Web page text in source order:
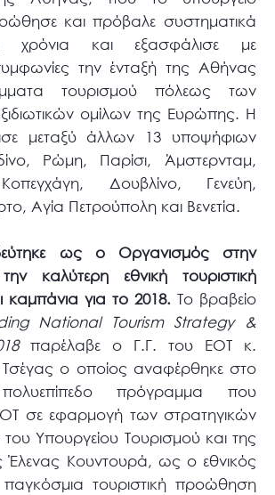
και πρόβαλε συστηματικά
χρόνια και εξασφάλισε με
την ένταξή της Αθήνας
τουρισμού πόλεως των
ομίλων της Ευρώπης. H
μεταξύ άλλων 13 υποψήφιων
Ρώμη, Παρίσι, Άμστερνταμ,
Δουβλίνο, Γενεύη,
Αγία Πετρούπολη και Βενετία.
ως ο Οργανισμός στην
καλύτερη εθνική τουριστική
καμπάνια για το 2018.Το βραβείο
National Tourism Strategy &
παρέλαβε ο Γ.Γ. του ΕΟΤ κ.
Τσέγας ο οποίος αναφέρθηκε στο
πολυεπίπεδο πρόγραμμα που
σε εφαρμογή των στρατηγικών
Υπουργείου Τουρισμού και της
Έλενας Κουντουρά, ως ο εθνικός
τουριστική προώθηση